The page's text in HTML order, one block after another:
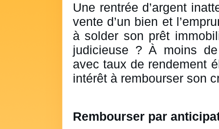
Une rentrée d’argent
vente d’un bien et
à solder son prêt
judicieuse ? À moins
avec taux de rendement
intérêt à rembourser son
Rembourser par